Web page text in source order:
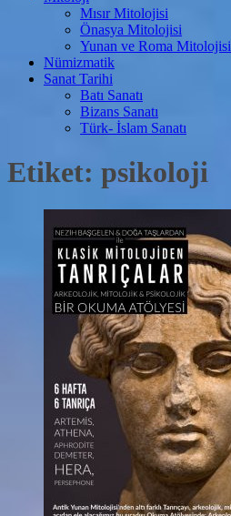
Mısır Mitolojisi
Önasya Mitolojisi
Yunan ve Roma Mitolojisi
Nümizmatik
Sanat Tarihi
Batı Sanatı
Bizans Sanatı
Türk- İslam Sanatı
Etiket: psikoloji